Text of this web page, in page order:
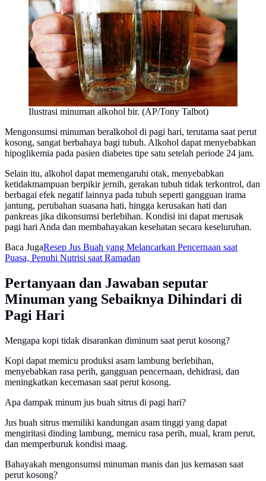
Ilustrasi minuman alkohol bir. (AP/Tony Talbot)
Mengonsumsi minuman beralkohol di pagi hari, terutama saat perut
kosong, sangat berbahaya bagi tubuh. Alkohol dapat menyebabkan
hipoglikemia pada pasien diabetes tipe satu setelah periode 24 jam.
Selain itu, alkohol dapat memengaruhi otak, menyebabkan
ketidakmampuan berpikir jernih, gerakan tubuh tidak terkontrol, dan
berbagai efek negatif lainnya pada tubuh seperti gangguan irama
jantung, perubahan suasana hati, hingga kerusakan hati dan
pankreas jika dikonsumsi berlebihan. Kondisi ini dapat merusak
pagi hari Anda dan membahayakan kesehatan secara keseluruhan.
Baca JugaResep Jus Buah yang Melancarkan Pencernaan saat
Puasa, Penuhi Nutrisi saat Ramadan
Pertanyaan dan Jawaban seputar
Minuman yang Sebaiknya Dihindari di
Pagi Hari
Mengapa kopi tidak disarankan diminum saat perut kosong?
Kopi dapat memicu produksi asam lambung berlebihan,
menyebabkan rasa perih, gangguan pencernaan, dehidrasi, dan
meningkatkan kecemasan saat perut kosong.
Apa dampak minum jus buah sitrus di pagi hari?
Jus buah sitrus memiliki kandungan asam tinggi yang dapat
mengiritasi dinding lambung, memicu rasa perih, mual, kram perut,
dan memperburuk kondisi maag.
Bahayakah mengonsumsi minuman manis dan jus kemasan saat
perut kosong?